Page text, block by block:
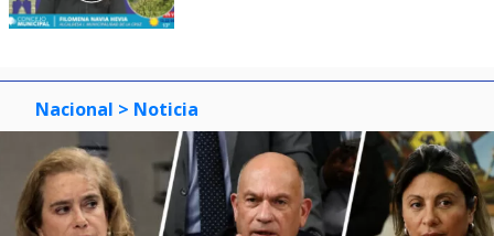
Nacional > Noticia